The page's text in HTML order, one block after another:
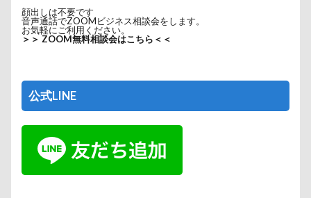
顔出しは不要です
音声通話でZOOMビジネス相談会をします。
お気軽にご利用ください。
＞＞ ZOOM無料相談会はこちら＜＜
公式LINE